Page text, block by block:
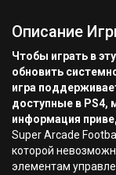
Описание
Чтобы играть в
обновить
игра
доступные в PS4,
информация
Super Arcade
которой
элементам